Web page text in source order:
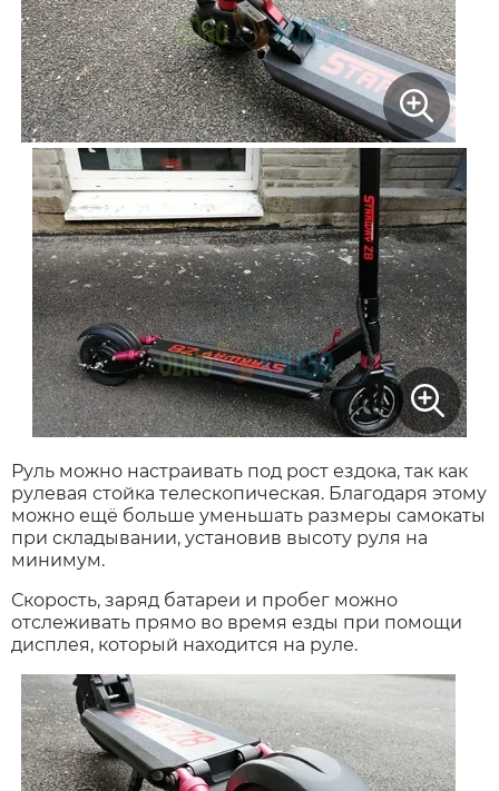
Руль можно настраивать под рост ездока, так как
рулевая стойка телескопическая. Благодаря этому
можно ещё больше уменьшать размеры самокаты
при складывании, установив высоту руля на
минимум.
Скорость, заряд батареи и пробег можно
отслеживать прямо во время езды при помощи
дисплея, который находится на руле.